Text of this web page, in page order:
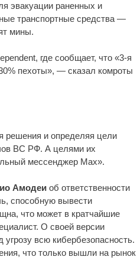
эвакуации раненных и
транспортные средства —
мины.
где сообщает, что «3-я
пехоты», — сказал комроты
решения и определяя цели
ВС РФ. А целями их
мессенджер Max».
Амодеи об ответственности
способную вывести
что может в кратчайшие
О своей версии
всю кибербезопасность.
что только вышли на рынок